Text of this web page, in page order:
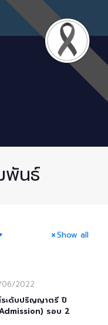
พันธ์
Show all
2022
ะดับปริญญาตรี ปี
รอบ 2